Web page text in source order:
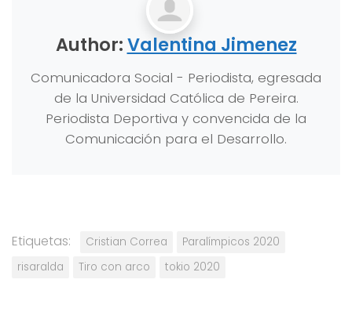
Author:Valentina Jimenez
Comunicadora Social - Periodista, egresada
de la Universidad Católica de Pereira.
Periodista Deportiva y convencida de la
Comunicación para el Desarrollo.
Etiquetas: Cristian Correa
Paralímpicos 2020
risaralda
Tiro con arco tokio 2020